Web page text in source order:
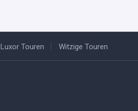
Luxor Touren Witzige Touren